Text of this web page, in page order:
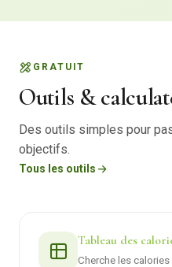
GRATUIT
Outils &
Des outils simples pour
objectifs.
Tous les outils
Tableau des
Cherche les